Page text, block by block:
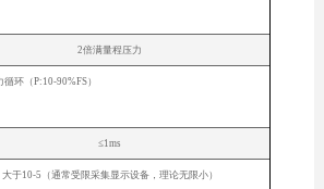
2倍满量程压力
压力循环（P:10-90%FS）
≤1ms
大于10-5（通常受限采集显示设备，理论无限小）